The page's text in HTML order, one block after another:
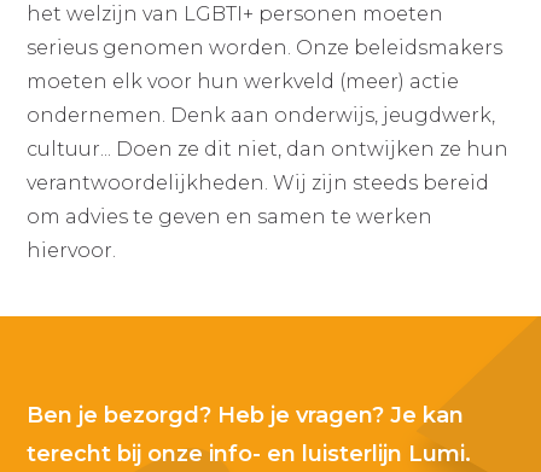
het welzijn van LGBTI+ personen moeten
serieus genomen worden. Onze beleidsmakers
moeten elk voor hun werkveld (meer) actie
ondernemen. Denk aan onderwijs, jeugdwerk,
cultuur... Doen ze dit niet, dan ontwijken ze hun
verantwoordelijkheden. Wij zijn steeds bereid
om advies te geven en samen te werken
hiervoor.
Ben je bezorgd? Heb je vragen? Je kan
terecht bij onze info- en luisterlijn Lumi.